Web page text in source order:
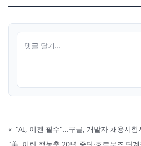
« "AI, 이젠 필수"…구글, 개발자 채용시험